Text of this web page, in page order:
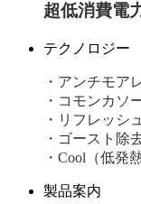
超低消費電
テクノロジー
・アンチモア
・コモンカソ
・リフレッシ
・ゴースト除
・Cool（低発
製品案内